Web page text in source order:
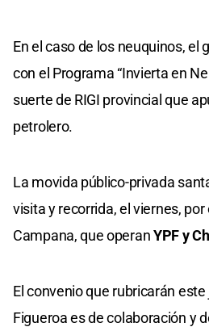
En el caso de los neuquinos, el
con el Programa “Invierta en
suerte de RIGI provincial que
petrolero.
La movida público-privada
visita y recorrida, el viernes,
Campana, que operanYPF y
El convenio que rubricarán
Figueroa es de colaboración y